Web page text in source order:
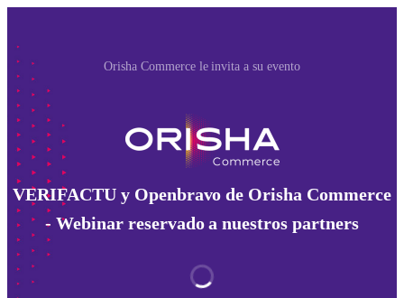
Orisha Commerce le invita a su evento
VERIFACTU y Openbravo de Orisha Commerce
- Webinar reservado a nuestros partners